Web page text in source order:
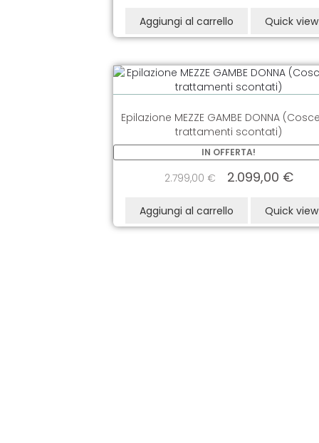
Aggiungi al carrello Quick view
Epilazione MEZZE GAMBE DONNA
trattamenti scontati)
IN OFFERTA!
2.799,00 € 2.099,00 €
Aggiungi al carrello Quick view